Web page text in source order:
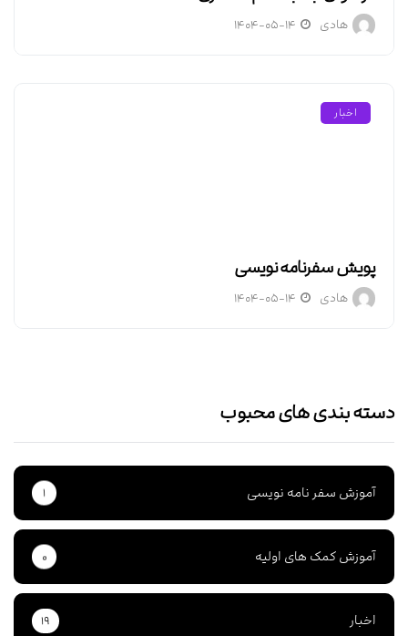
هادی ۱۴۰۴-۰۵-۱۴
اخبار
پویش سفرنامه نویسی
هادی ۱۴۰۴-۰۵-۱۴
دسته بندی های محبوب
آموزش سفر نامه نویسی ۱
آموزش کمک های اولیه ۰
اخبار ۱۹